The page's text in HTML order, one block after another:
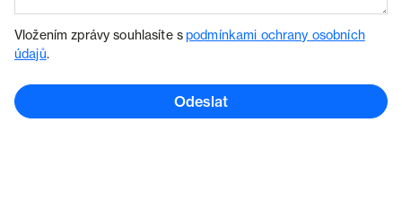
Vložením zprávy souhlasíte spodmínkami ochrany osobních
údajů.
Odeslat